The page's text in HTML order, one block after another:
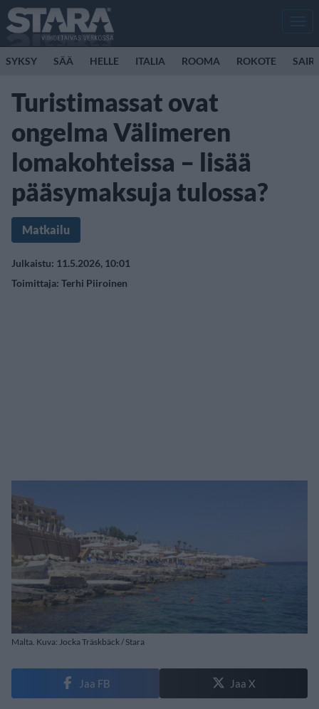
SYKSY SÄÄ HELLE ITALIA ROOMA ROKOTE
Turistimassat ovat
ongelma Välimeren
lomakohteissa – lisää
pääsymaksuja tulossa?
Matkailu
Julkaistu: 11.5.2026, 10:01
Toimittaja: Terhi Piiroinen
Malta. Kuva: Jocka Träskbäck / Stara
Jaa FB Jaa X